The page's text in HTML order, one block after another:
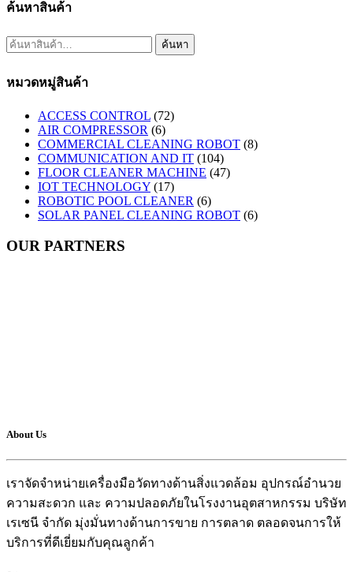
ค้นหาสินค้า
ค้นหา: ค้นหา
หมวดหมู่สินค้า
ACCESS CONTROL (72)
AIR COMPRESSOR (6)
COMMERCIAL CLEANING ROBOT (8)
COMMUNICATION AND IT (104)
FLOOR CLEANER MACHINE (47)
IOT TECHNOLOGY (17)
ROBOTIC POOL CLEANER (6)
SOLAR PANEL CLEANING ROBOT (6)
OUR PARTNERS
About Us
เราจัดจำหน่ายเครื่องมือวัดทางด้านสิ่งแวดล้อม อุปกรณ์อำนวย
ความสะดวก และ ความปลอดภัยในโรงงานอุตสาหกรรม บริษัท
เรเซนี จำกัด มุ่งมั่นทางด้านการขาย การตลาด ตลอดจนการให้
บริการที่ดีเยี่ยมกับคุณลูกค้า